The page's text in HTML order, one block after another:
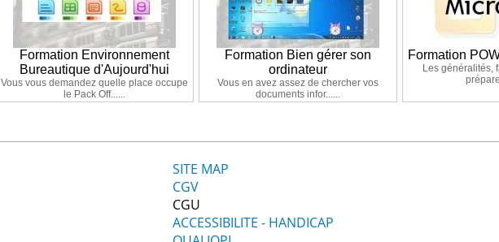
Formation Environnement
Bureautique d'Aujourd'hui
Vous vous demandez quelle place occupe
le Pack Off......
Formation Bien gérer son
ordinateur
Vous en avez assez de chercher vos
documents infor......
Formation
Les généralités,
SITE MAP
CGV
CGU
ACCESSIBILITE - HANDICAP